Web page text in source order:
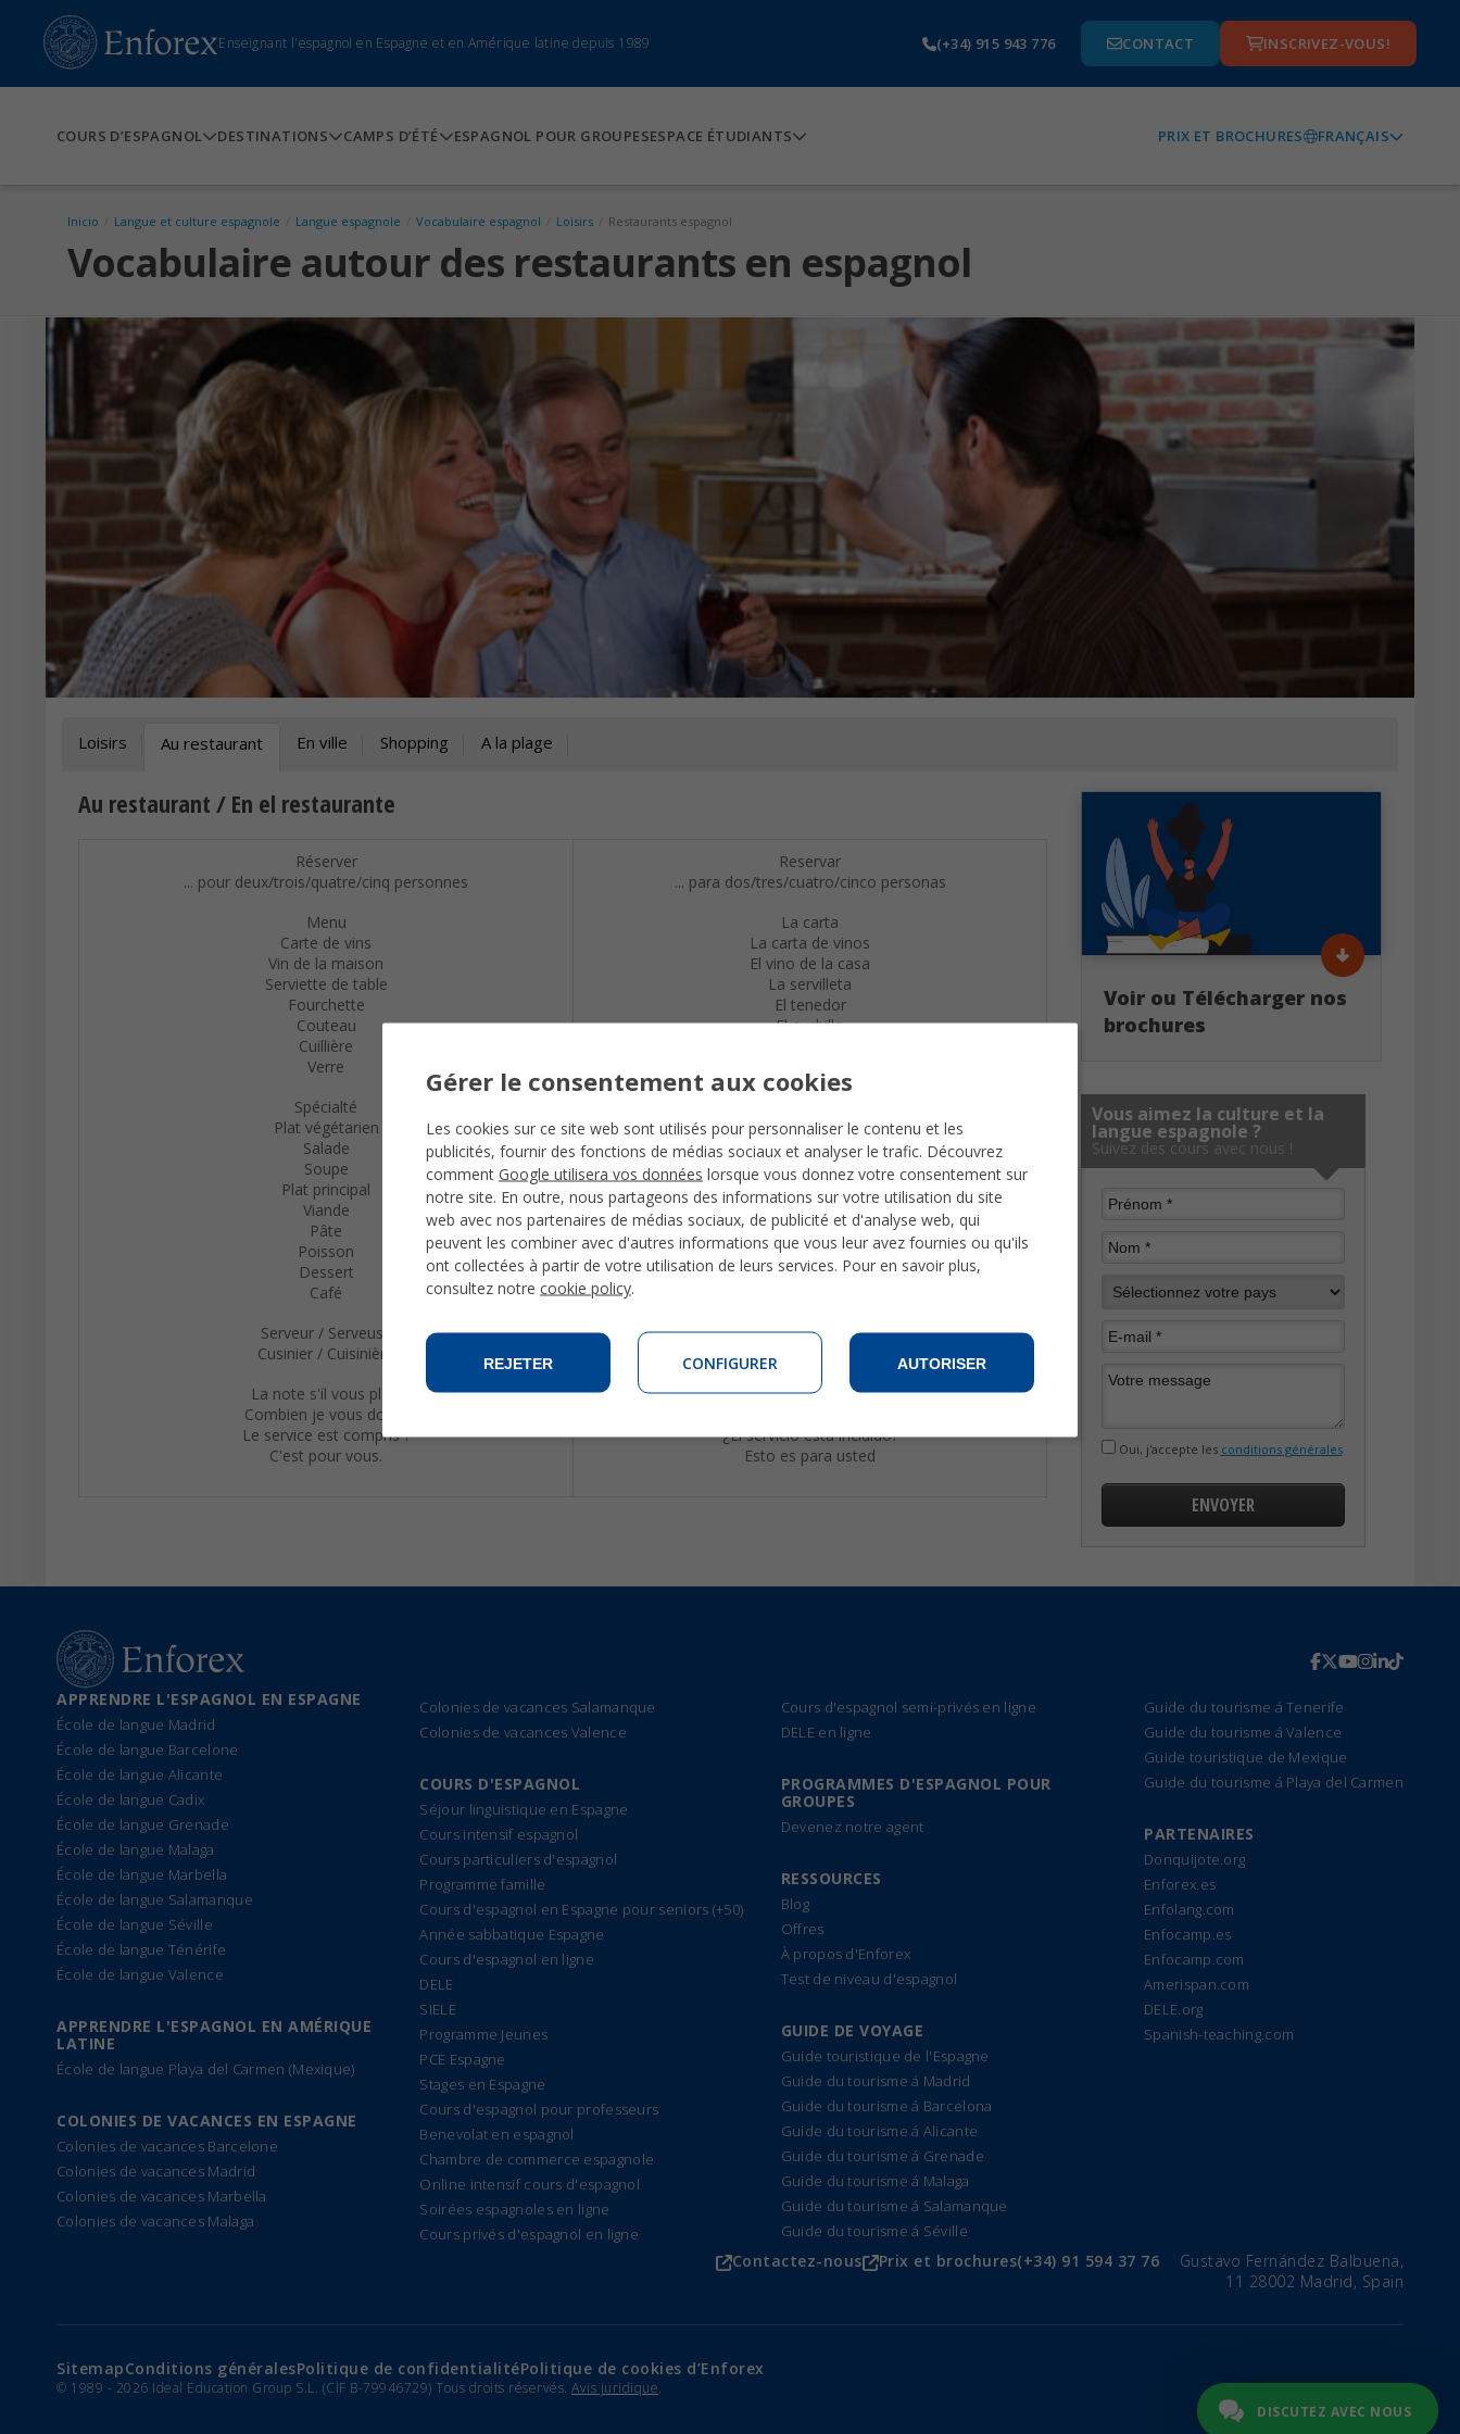
Enseignant l'espagnol en Espagne et en Amérique latine depuis 1989 (+34) 915 943 776 CONTACT INSCRIVEZ-VOUS!
COURS D’ESPAGNOL DESTINATIONS CAMPS D’ÉTÉ ESPAGNOL POUR GROUPESESPACE ÉTUDIANTS PRIX ET BROCHURES FRANÇAIS
Inicio Langue et culture espagnole Langue espagnole Vocabulaire espagnol Loisirs Restaurants espagnol
Vocabulaire autour des restaurants en espagnol
Loisirs Au restaurant En ville Shopping A la plage
Au restaurant / En el restaurante
Réserver
... pour deux/trois/quatre/cinq personnes
Menu
Carte de vins
Vin de la maison
Serviette de table
Fourchette
Couteau
Cuillière
Verre
Spécialté
Plat végétarien
Salade
Soupe
Plat principal
Viande
Pâte
Poisson
Dessert
Café
Serveur / Serveuse
Cusinier / Cuisinière
La note s'il vous plaît.
Combien je vous dois ?
Le service est compris ?
C'est pour vous.
Reservar
... para dos/tres/cuatro/cinco personas
La carta
La carta de vinos
El vino de la casa
La servilleta
El tenedor
El cuchillo
Un plato vegetariano
La ensalada
La sopa
El plato principal
La carne
La pasta
El pescado
El postre
El camarero / la camarera
El cocinero / la cocinera
La cuenta, por favor.
¿El servicio está incluído?
Esto es para usted
Voir ou Télécharger nos
brochures
Vous aimez la culture et la
langue espagnole ?
Suivez des cours avec nous !
Oui, j'accepte les conditions générales
APPRENDRE L'ESPAGNOL EN ESPAGNE
École de langue Madrid
École de langue Barcelone
École de langue Alicante
École de langue Cadix
École de langue Grenade
École de langue Malaga
École de langue Marbella
École de langue Salamanque
École de langue Séville
École de langue Ténérife
École de langue Valence
APPRENDRE L'ESPAGNOL EN AMÉRIQUE
LATINE
École de langue Playa del Carmen (Mexique)
COLONIES DE VACANCES EN ESPAGNE
Colonies de vacances Barcelone
Colonies de vacances Madrid
Colonies de vacances Marbella
Colonies de vacances Malaga
Colonies de vacances Salamanque
Colonies de vacances Valence
COURS D'ESPAGNOL
Séjour linguistique en Espagne
Cours intensif espagnol
Cours particuliers d'espagnol
Programme famille
Cours d'espagnol en Espagne pour seniors (+50)
Année sabbatique Espagne
Cours d'espagnol en ligne
DELE
SIELE
Programme Jeunes
PCE Espagne
Stages en Espagne
Cours d'espagnol pour professeurs
Benevolat en espagnol
Chambre de commerce espagnole
Online intensif cours d'espagnol
Soirées espagnoles en ligne
Cours privés d'espagnol en ligne
Cours d'espagnol semi-privés en ligne
DELE en ligne
PROGRAMMES D'ESPAGNOL POUR
GROUPES
Devenez notre agent
RESSOURCES
Blog
Offres
À propos d'Enforex
Test de niveau d'espagnol
GUIDE DE VOYAGE
Guide touristique de l'Espagne
Guide du tourisme á Madrid
Guide du tourisme á Barcelona
Guide du tourisme á Alicante
Guide du tourisme á Grenade
Guide du tourisme á Malaga
Guide du tourisme á Salamanque
Guide du tourisme á Séville
Guide du tourisme á Tenerife
Guide du tourisme á Valence
Guide touristique de Mexique
Guide du tourisme á Playa del Carmen
PARTENAIRES
Donquijote.org
Enforex.es
Enfolang.com
Enfocamp.es
Enfocamp.com
Amerispan.com
DELE.org
Spanish-teaching.com
Contactez-nous Prix et brochures(+34) 91 594 37 76
Gustavo Fernández Balbuena,
11 28002 Madrid, Spain
SitemapConditions généralesPolitique de confidentialitéPolitique de cookies d’Enforex
© 1989 - 2026 Ideal Education Group S.L. (CIF B-79946729) Tous droits réservés. Avis juridique.
DISCUTEZ AVEC NOUS
Gérer le consentement aux cookies
Les cookies sur ce site web sont utilisés pour personnaliser le contenu et les
publicités, fournir des fonctions de médias sociaux et analyser le trafic. Découvrez
comment Google utilisera vos données lorsque vous donnez votre consentement sur
notre site. En outre, nous partageons des informations sur votre utilisation du site
web avec nos partenaires de médias sociaux, de publicité et d'analyse web, qui
peuvent les combiner avec d'autres informations que vous leur avez fournies ou qu'ils
ont collectées à partir de votre utilisation de leurs services. Pour en savoir plus,
consultez notre cookie policy.
REJETER CONFIGURER AUTORISER